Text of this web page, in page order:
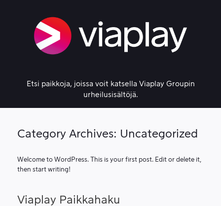
Etsi paikkoja, joissa voit katsella Viaplay Groupin
urheilusisältöjä.
Category Archives: Uncategorized
Welcome to WordPress. This is your first post. Edit or delete it,
then start writing!
Viaplay Paikkahaku